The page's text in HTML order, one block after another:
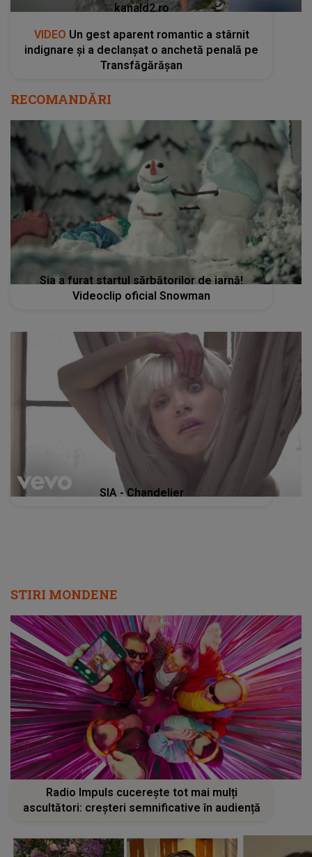
kanald2.ro
VIDEO Un gest aparent romantic a stârnit
indignare și a declanșat o anchetă penală pe
Transfăgărășan
RECOMANDĂRI
Sia a furat startul sărbătorilor de iarnă!
Videoclip oficial Snowman
SIA - Chandelier
STIRI MONDENE
Radio Impuls cucerește tot mai mulți
ascultători: creșteri semnificative în audiență